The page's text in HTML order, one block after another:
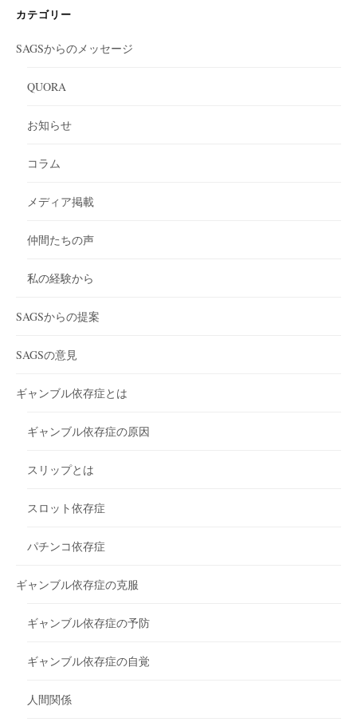
ブ
カテゴリー
SAGSからのメッセージ
QUORA
お知らせ
コラム
メディア掲載
仲間たちの声
私の経験から
SAGSからの提案
SAGSの意見
ギャンブル依存症とは
ギャンブル依存症の原因
スリップとは
スロット依存症
パチンコ依存症
ギャンブル依存症の克服
ギャンブル依存症の予防
ギャンブル依存症の自覚
人間関係